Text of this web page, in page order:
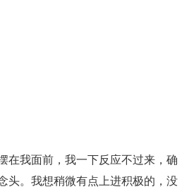
在我面前，我一下反应不过来，确
头。我想稍微有点上进积极的，没